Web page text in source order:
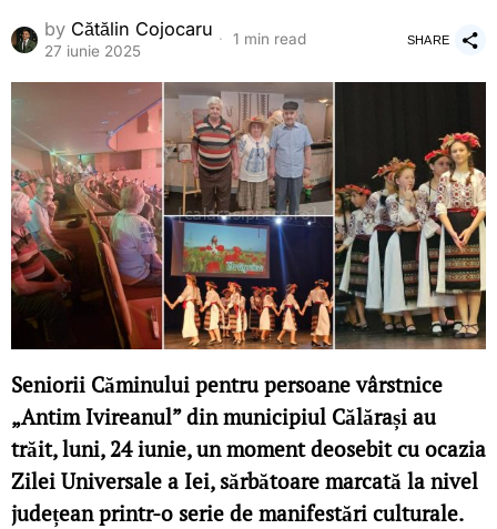
by Cătălin Cojocaru
27 iunie 2025
1 min read SHARE
Seniorii Căminului pentru persoane vârstnice
„Antim Ivireanul” din municipiul Călărași au
trăit, luni, 24 iunie, un moment deosebit cu ocazia
Zilei Universale a Iei, sărbătoare marcată la nivel
județean printr-o serie de manifestări culturale.